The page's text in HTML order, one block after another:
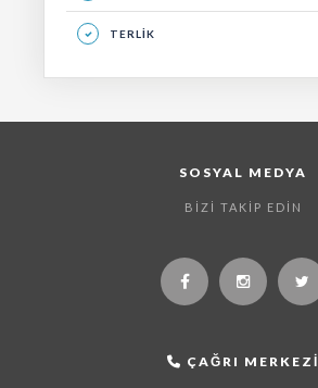
TERLIK
SOSYAL MEDYA
BIZI TAKIP EDIN
ÇAĞRI MERKEZI